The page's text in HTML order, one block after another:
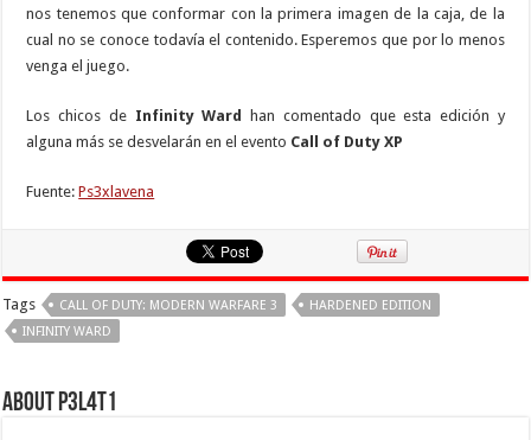
nos tenemos que conformar con la primera imagen de la caja, de la
cual no se conoce todavía el contenido. Esperemos que por lo menos
venga el juego.
Los chicos de Infinity Wardhan comentado que esta edición y
alguna más se desvelarán en el evento Call of Duty XP
Fuente:Ps3xlavena
Tags CALL OF DUTY: MODERN WARFARE 3
HARDENED EDITION
INFINITY WARD
About P3L4T1